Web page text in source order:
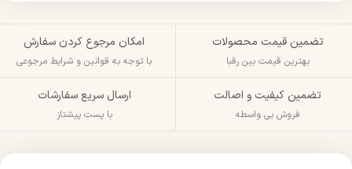
تضمین قیمت محصولات
بهترین قیمت بین رقبا
امکان مرجوع کردن سفارش
با توجه به قوانین و شرایط مرجوعی
تضمین کیفیت و اصالت
فروش بی واسطه
ارسال سریع سفارشات
با پست پیشتاز